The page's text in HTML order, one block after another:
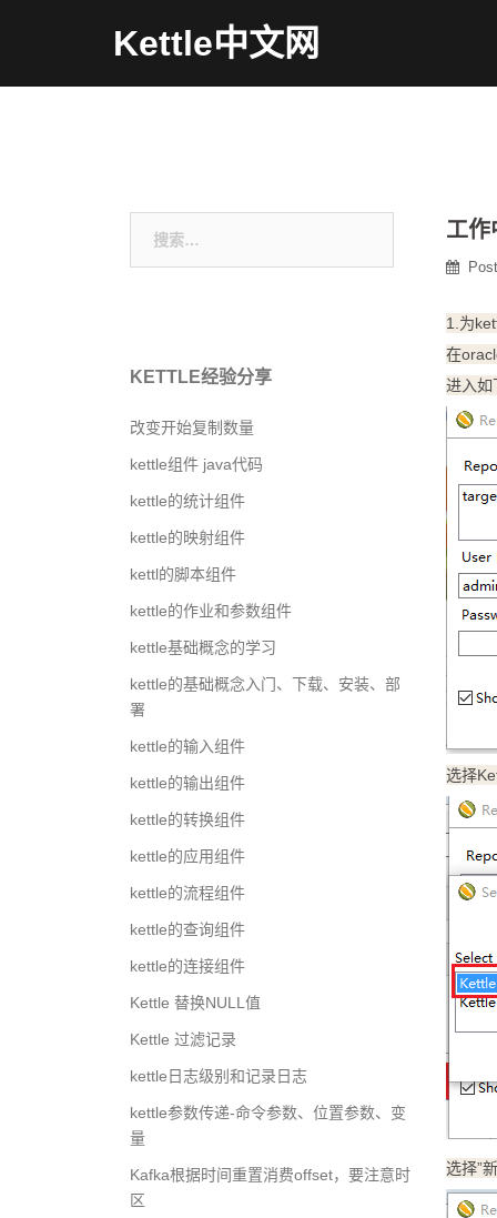
Kettle中文网
索：
KETTLE经验分享
改变开始复制数量
kettle组件 java代码
kettle的统计组件
kettle的映射组件
kettl的脚本组件
kettle的作业和参数组件
kettle基础概念的学习
kettle的基础概念入门、下载、安装、部
署
kettle的输入组件
kettle的输出组件
kettle的转换组件
kettle的应用组件
kettle的流程组件
kettle的查询组件
kettle的连接组件
Kettle 替换NULL值
Kettle 过滤记录
kettle日志级别和记录日志
kettle参数传递-命令参数、位置参数、变
量
Kafka根据时间重置消费offset，要注意时
区
工
1.为
在
进入如
选择
选择”